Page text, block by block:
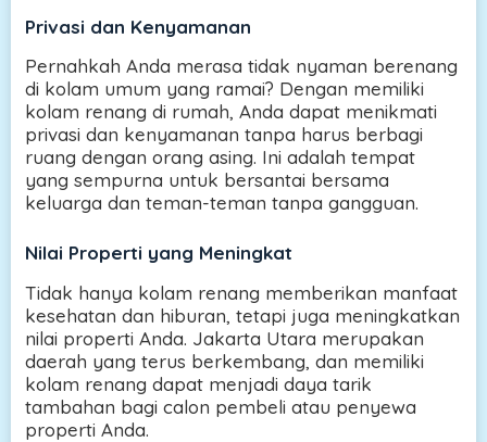
Privasi dan Kenyamanan
Pernahkah Anda merasa tidak nyaman berenang
di kolam umum yang ramai? Dengan memiliki
kolam renang di rumah, Anda dapat menikmati
privasi dan kenyamanan tanpa harus berbagi
ruang dengan orang asing. Ini adalah tempat
yang sempurna untuk bersantai bersama
keluarga dan teman-teman tanpa gangguan.
Nilai Properti yang Meningkat
Tidak hanya kolam renang memberikan manfaat
kesehatan dan hiburan, tetapi juga meningkatkan
nilai properti Anda. Jakarta Utara merupakan
daerah yang terus berkembang, dan memiliki
kolam renang dapat menjadi daya tarik
tambahan bagi calon pembeli atau penyewa
properti Anda.